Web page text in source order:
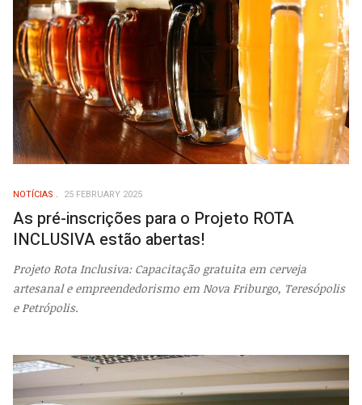
NOTÍCIAS 25 FEBRUARY 2025
As pré-inscrições para o Projeto ROTA
INCLUSIVA estão abertas!
Projeto Rota Inclusiva: Capacitação gratuita em cerveja
artesanal e empreendedorismo em Nova Friburgo, Teresópolis
e Petrópolis.